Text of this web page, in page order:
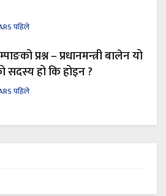
पहिले
प्रश्न – प्रधानमन्त्री बालेन यो
हो कि होइन ?
पहिले